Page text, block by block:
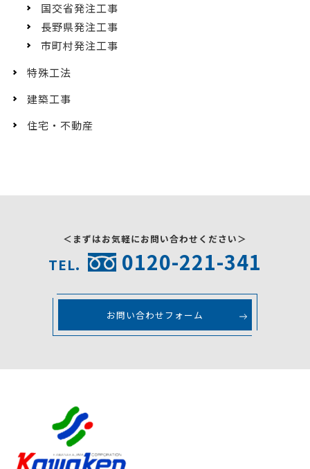
国交省発注工事
長野県発注工事
市町村発注工事
特殊工法
建築工事
住宅・不動産
＜まずはお気軽にお問い合わせください＞
TEL. 0120-221-341
お問い合わせフォーム